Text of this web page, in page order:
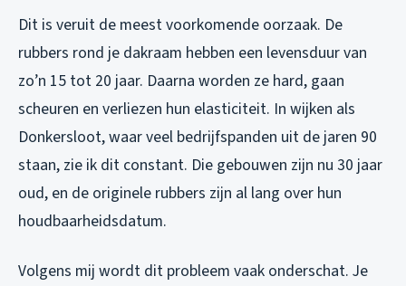
Dit is veruit de meest voorkomende oorzaak. De
rubbers rond je dakraam hebben een levensduur van
zo’n 15 tot 20 jaar. Daarna worden ze hard, gaan
scheuren en verliezen hun elasticiteit. In wijken als
Donkersloot, waar veel bedrijfspanden uit de jaren 90
staan, zie ik dit constant. Die gebouwen zijn nu 30 jaar
oud, en de originele rubbers zijn al lang over hun
houdbaarheidsdatum.
Volgens mij wordt dit probleem vaak onderschat. Je